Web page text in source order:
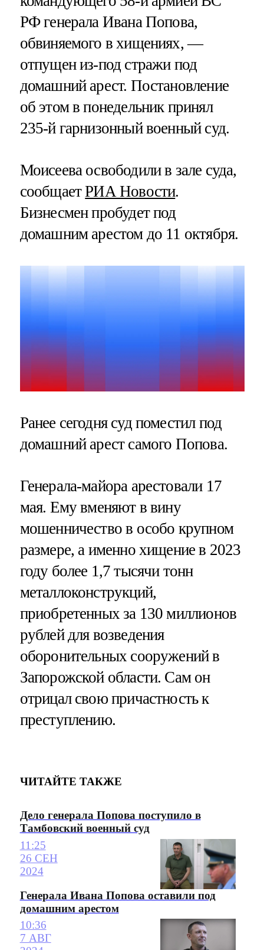
РФ генерала Ивана Попова,
обвиняемого в хищениях, —
отпущен из-под стражи под
домашний арест. Постановление
об этом в понедельник принял
235-й гарнизонный военный суд.
Моисеева освободили в зале суда,
сообщаетРИА Новости.
Бизнесмен пробудет под
домашним арестом до 11 октября.
Ранее сегодня суд поместил под
домашний арест самого Попова.
Генерала-майора арестовали 17
мая. Ему вменяют в вину
мошенничество в особо крупном
размере, а именно хищение в 2023
году более 1,7 тысячи тонн
металлоконструкций,
приобретенных за 130 миллионов
рублей для возведения
оборонительных сооружений в
Запорожской области. Сам он
отрицал свою причастность к
преступлению.
ЧИТАЙТЕ ТАКЖЕ
Дело генерала Попова поступило в
Тамбовский военный суд
11:25
26 СЕН
2024
Генерала Ивана Попова оставили под
домашним арестом
10:36
7 АВГ